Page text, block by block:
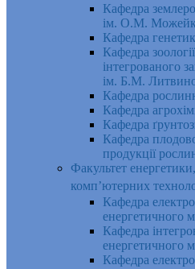
Кафедра
ім. О.М.
Кафедра
Кафедра
інтегрованого
ім. Б.М.
Кафедра
Кафедра
Кафедра
Кафедра
продукції
Факультет
комп’ютерних
Кафедра
енергетичного
Кафедра
енергетичного
Кафедра